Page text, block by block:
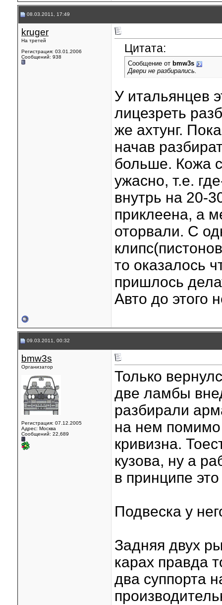
08.03.2011, 17:49
kruger
На третей
Регистрация: 03.01.2006
Сообщений: 938
Цитата:
Сообщение от bmw3s
Двери не разбирались.
У итальянцев
лицезреть
же ахтунг.
начав
больше. Кожа
ужасно, т.е.
внутрь на 20-
приклеена, а
оторвали. С
то оказалось
пришлось
Авто до этого
09.03.2011, 00:32
bmw3s
Организатор
Регистрация: 07.12.2005
Адрес: Москва
Сообщений: 22,689
Только
две ламбы
разбирали
на нем
кривизна.
кузова, ну а
в принципе
Подвеска у
Задняя двух
карах правда
два суппорта